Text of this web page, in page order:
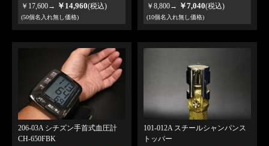
￥17,600→ ￥14,960(税込)
(50個名入れ無し価格)
￥8,800→ ￥7,040(税込)
(10個名入れ無し価格)
206-03A シチズン手首式血圧計
CH-650FBK
101-012A スチールシャンパンス
トッパー